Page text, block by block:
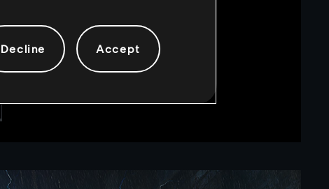
szybko kończy się paliwo.
w odpowiednich rękach staje się
się na technologiach cyfrowych.
Decline Accept